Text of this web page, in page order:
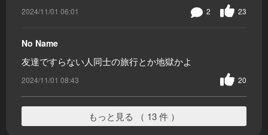
2024/11/01 06:01 23
2
No Name
友達ですらない人同士の旅行とか地獄かよ
2024/11/01 08:43 20
もっと見る （ 13 件 ）